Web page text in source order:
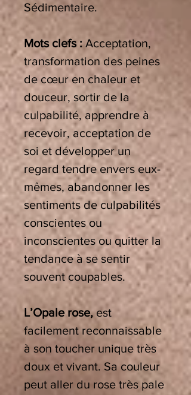
Sédimentaire.
Mots clefs : Acceptation,
transformation des peines
de cœur en chaleur et
douceur, sortir de la
culpabilité, apprendre à
recevoir, acceptation de
soi et développer un
regard tendre envers eux-
mêmes, abandonner les
sentiments de culpabilités
conscientes ou
inconscientes ou quitter la
tendance à se sentir
souvent coupables.
L’Opale rose,est
facilement reconnaissable
à son toucher unique très
doux et vivant. Sa couleur
peut aller du rose très pale